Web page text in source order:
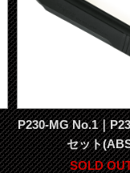
P230-MG No.1｜
セット
SOLD